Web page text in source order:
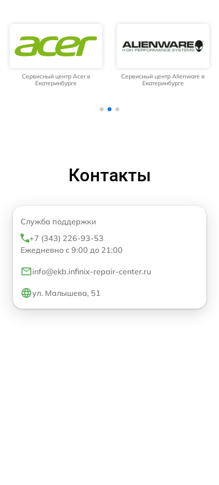
Сервисный центр Acer в
Екатеринбурге
Сервисный центр Alienware в
Екатеринбурге
Контакты
Служба поддержки
+7 (343) 226-93-53
Ежедневно с 9:00 до 21:00
info@ekb.infinix-repair-center.ru
ул. Малышева, 51